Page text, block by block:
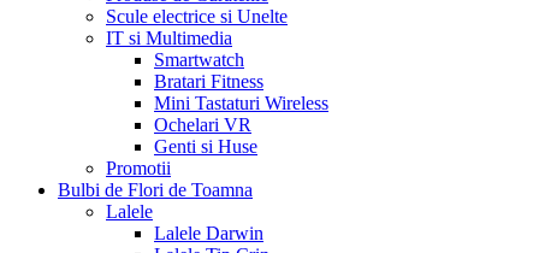
Scule electrice si Unelte
IT si Multimedia
Smartwatch
Bratari Fitness
Mini Tastaturi Wireless
Ochelari VR
Genti si Huse
Promotii
Bulbi de Flori de Toamna
Lalele
Lalele Darwin